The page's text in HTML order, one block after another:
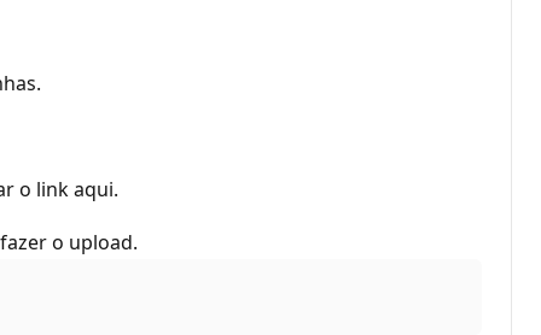
o link aqui.
o upload.